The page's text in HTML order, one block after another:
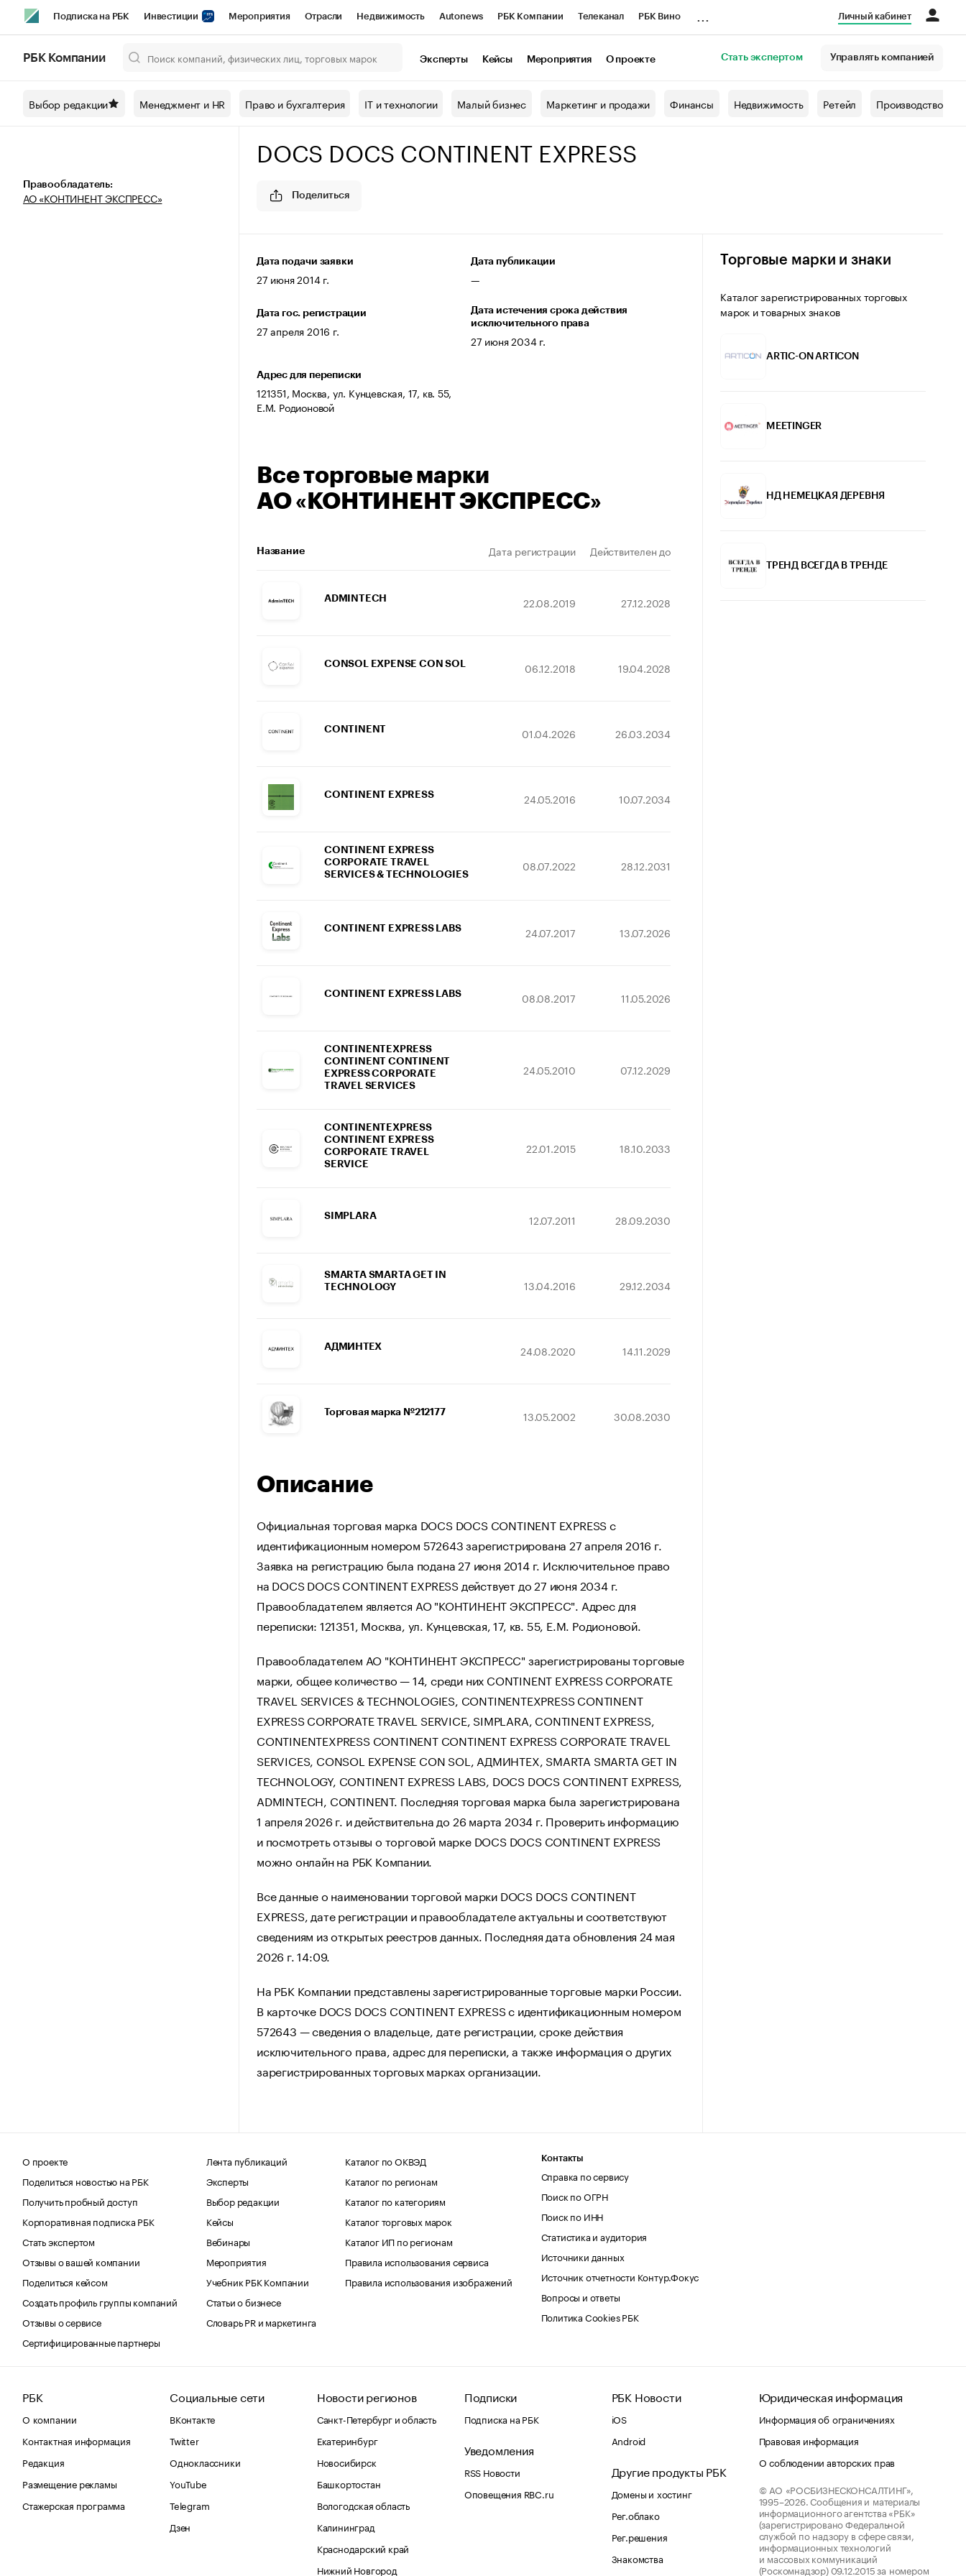
Подписка на РБК Инвестиции Мероприятия Отрасли Недвижимость Autonews РБК Компании Телеканал РБК Вино
Спецпроекты СПб Конференции СПб Спецпроекты Проверка контрагентов
Рынок наличной валюты
Личный кабинет
РБК Компании Эксперты Кейсы Мероприятия О проекте Стать экспертом Управлять компанией
Выбор редакции Менеджмент и HR Право и бухгалтерия IT и технологии Малый бизнес Маркетинг и продажи Финансы Недвижимость Ретейл Производство
Правообладатель:
АО «КОНТИНЕНТ ЭКСПРЕСС»
DOCS DOCS CONTINENT EXPRESS
Поделиться
Дата подачи заявки
27 июня 2014 г.
Дата публикации
—
Дата гос. регистрации
27 апреля 2016 г.
Дата истечения срока действия
исключительного права
27 июня 2034 г.
Адрес для переписки
121351, Москва, ул. Кунцевская, 17, кв. 55,
Е.М. Родионовой
Все торговые марки
АО «КОНТИНЕНТ ЭКСПРЕСС»
Название Дата регистрации Действителен до
ADMINTECH 22.08.2019 27.12.2028
CONSOL EXPENSE CON SOL 06.12.2018 19.04.2028
CONTINENT 01.04.2026 26.03.2034
CONTINENT EXPRESS 24.05.2016 10.07.2034
CONTINENT EXPRESS
CORPORATE TRAVEL
SERVICES & TECHNOLOGIES
08.07.2022 28.12.2031
CONTINENT EXPRESS LABS 24.07.2017 13.07.2026
CONTINENT EXPRESS LABS 08.08.2017 11.05.2026
CONTINENTEXPRESS
CONTINENT CONTINENT
EXPRESS CORPORATE
TRAVEL SERVICES
24.05.2010 07.12.2029
CONTINENTEXPRESS
CONTINENT EXPRESS
CORPORATE TRAVEL
SERVICE
22.01.2015 18.10.2033
SIMPLARA 12.07.2011 28.09.2030
SMARTA SMARTA GET IN
TECHNOLOGY
13.04.2016 29.12.2034
АДМИНТЕХ 24.08.2020 14.11.2029
Торговая марка №212177 13.05.2002 30.08.2030
Описание
Официальная торговая марка DOCS DOCS CONTINENT EXPRESS с
идентификационным номером 572643 зарегистрирована 27 апреля 2016 г.
Заявка на регистрацию была подана 27 июня 2014 г. Исключительное право
на DOCS DOCS CONTINENT EXPRESS действует до 27 июня 2034 г.
Правообладателем является АО "КОНТИНЕНТ ЭКСПРЕСС". Адрес для
переписки: 121351, Москва, ул. Кунцевская, 17, кв. 55, Е.М. Родионовой.
Правообладателем АО "КОНТИНЕНТ ЭКСПРЕСС" зарегистрированы торговые
марки, общее количество — 14, среди них CONTINENT EXPRESS CORPORATE
TRAVEL SERVICES & TECHNOLOGIES, CONTINENTEXPRESS CONTINENT
EXPRESS CORPORATE TRAVEL SERVICE, SIMPLARA, CONTINENT EXPRESS,
CONTINENTEXPRESS CONTINENT CONTINENT EXPRESS CORPORATE TRAVEL
SERVICES, CONSOL EXPENSE CON SOL, АДМИНТЕХ, SMARTA SMARTA GET IN
TECHNOLOGY, CONTINENT EXPRESS LABS, DOCS DOCS CONTINENT EXPRESS,
ADMINTECH, CONTINENT. Последняя торговая марка была зарегистрирована
1 апреля 2026 г. и действительна до 26 марта 2034 г. Проверить информацию
и посмотреть отзывы о торговой марке DOCS DOCS CONTINENT EXPRESS
можно онлайн на РБК Компании.
Все данные о наименовании торговой марки DOCS DOCS CONTINENT
EXPRESS, дате регистрации и правообладателе актуальны и соответствуют
сведениям из открытых реестров данных. Последняя дата обновления 24 мая
2026 г. 14:09.
На РБК Компании представлены зарегистрированные торговые марки России.
В карточке DOCS DOCS CONTINENT EXPRESS с идентификационным номером
572643 — сведения о владельце, дате регистрации, сроке действия
исключительного права, адрес для переписки, а также информация о других
зарегистрированных торговых марках организации.
Торговые марки и знаки
Каталог зарегистрированных торговых
марок и товарных знаков
ARTIC-ON ARTICON
MEETINGER
НД НЕМЕЦКАЯ ДЕРЕВНЯ
ТРЕНД ВСЕГДА В ТРЕНДЕ
О проекте
Поделиться новостью на РБК
Получить пробный доступ
Корпоративная подписка РБК
Стать экспертом
Отзывы о вашей компании
Поделиться кейсом
Создать профиль группы компаний
Отзывы о сервисе
Сертифицированные партнеры
Лента публикаций
Эксперты
Выбор редакции
Кейсы
Вебинары
Мероприятия
Учебник РБК Компании
Статьи о бизнесе
Словарь PR и маркетинга
Каталог по ОКВЭД
Каталог по регионам
Каталог по категориям
Каталог торговых марок
Каталог ИП по регионам
Правила использования сервиса
Правила использования изображений
Контакты
Справка по сервису
Поиск по ОГРН
Поиск по ИНН
Статистика и аудитория
Источники данных
Источник отчетности Контур.Фокус
Вопросы и ответы
Политика Cookies РБК
РБК
О компании
Контактная информация
Редакция
Размещение рекламы
Стажерская программа
Социальные сети
ВКонтакте
Twitter
Одноклассники
YouTube
Telegram
Дзен
Новости регионов
Санкт-Петербург и область
Екатеринбург
Новосибирск
Башкортостан
Вологодская область
Калининград
Краснодарский край
Нижний Новгород
Подписки
Подписка на РБК
Уведомления
RSS Новости
Оповещения RBC.ru
РБК Новости
iOS
Android
Другие продукты РБК
Домены и хостинг
Рег.облако
Рег.решения
Знакомства
Юридическая информация
Информация об ограничениях
Правовая информация
О соблюдении авторских прав
© АО «РОСБИЗНЕСКОНСАЛТИНГ»,
1995–2026. Сообщения и материалы
информационного агентства «РБК»
(зарегистрировано Федеральной
службой по надзору в сфере связи,
информационных технологий
и массовых коммуникаций
(Роскомнадзор) 09.12.2015 за номером